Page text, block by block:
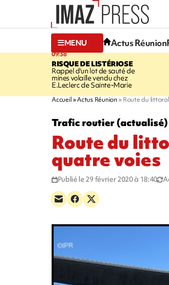
MENU Actus Réunion
09:38
RISQUE DE LISTÉRIOSE
Rappel d'un lot de sauté de
mines volaille vendu chez
E.Leclerc de Sainte-Marie
Accueil Actus Réunion Route du
Trafic routier (actualisé)
Route du
quatre voies
Publié le 29 février 2020 à 18:40